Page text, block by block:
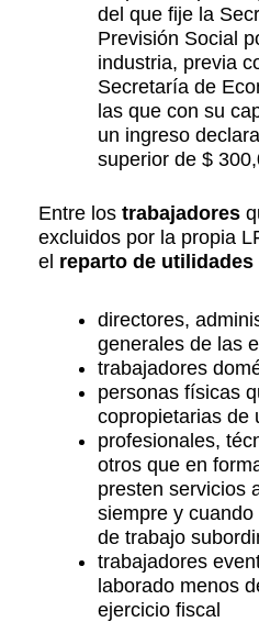
del que fije la
Previsión Social
industria, previa
Secretaría de
las que con su
un ingreso
superior de $
Entre los trabajadores
excluidos por la propia
el reparto de utilidades
directores,
generales de las
trabajadores
personas físicas
copropietarias de
profesionales,
otros que en
presten servicios
siempre y
de trabajo
trabajadores
laborado menos
ejercicio fiscal